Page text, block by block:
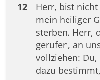
12
Herr, bist
mein heiliger
sterben. Herr,
gerufen, an
vollziehen: Du,
dazu